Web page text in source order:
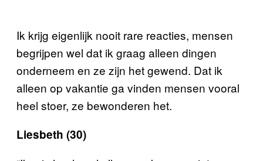
Ik krijg eigenlijk nooit rare reacties, mensen
begrijpen wel dat ik graag alleen dingen
onderneem en ze zijn het gewend. Dat ik
alleen op vakantie ga vinden mensen vooral
heel stoer, ze bewonderen het.
Liesbeth (30)